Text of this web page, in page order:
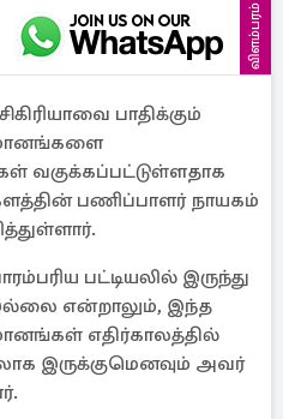
விளம்பரம்
பாதிக்கும்
வகுக்கப்பட்டுள்ளதாக
பணிப்பாளர் நாயகம்
பட்டியலில் இருந்து
என்றாலும், இந்த
எதிர்காலத்தில்
இருக்குமெனவும் அவர்